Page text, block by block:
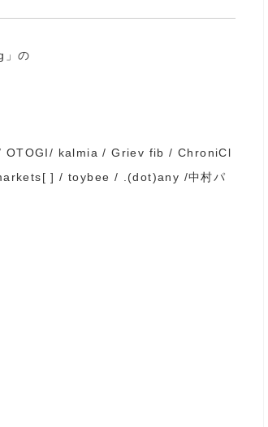
」の
/ OTOGI/ kalmia / Griev fib / ChroniCl
] / toybee / .(dot)any /中村パ